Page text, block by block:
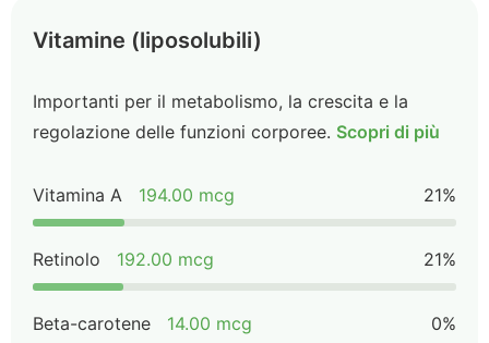
Vitamine (liposolubili)
Importanti per il metabolismo, la crescita e la
regolazione delle funzioni corporee. Scopri di più
Vitamina A 194.00 mcg 21%
Retinolo 192.00 mcg 21%
Beta-carotene 14.00 mcg 0%